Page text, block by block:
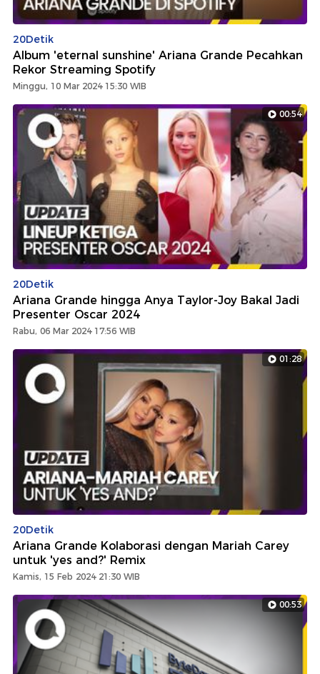
20Detik
Album 'eternal sunshine' Ariana Grande Pecahkan
Rekor Streaming Spotify
Minggu, 10 Mar 2024 15:30 WIB
00:54
20Detik
Ariana Grande hingga Anya Taylor-Joy Bakal Jadi
Presenter Oscar 2024
Rabu, 06 Mar 2024 17:56 WIB
01:28
20Detik
Ariana Grande Kolaborasi dengan Mariah Carey
untuk 'yes and?' Remix
Kamis, 15 Feb 2024 21:30 WIB
00:53